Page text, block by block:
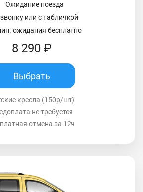
Ожидание поезда
или с табличкой
ожидания бесплатно
8 290 ₽
Выбрать
кресла (150р/шт)
не требуется
отмена за 12ч